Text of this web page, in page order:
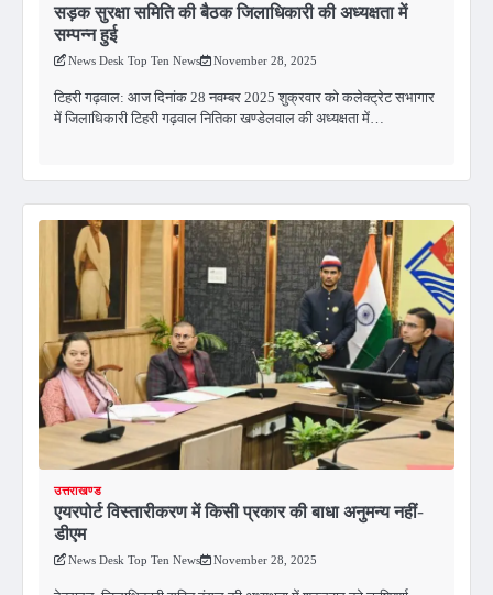
सड़क सुरक्षा समिति की बैठक जिलाधिकारी की अध्यक्षता में
सम्पन्न हुई
News Desk Top Ten News November 28, 2025
टिहरी गढ़वाल: आज दिनांक 28 नवम्बर 2025 शुक्रवार को कलेक्ट्रेट सभागार
में जिलाधिकारी टिहरी गढ़वाल नितिका खण्डेलवाल की अध्यक्षता में…
उत्तराखण्ड
एयरपोर्ट विस्तारीकरण में किसी प्रकार की बाधा अनुमन्य नहीं-
डीएम
News Desk Top Ten News November 28, 2025